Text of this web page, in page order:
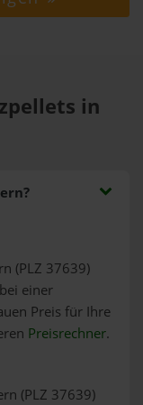
in
(PLZ 37639)
bei einer
Preis für Ihre
Preisrechner.
(PLZ 37639)